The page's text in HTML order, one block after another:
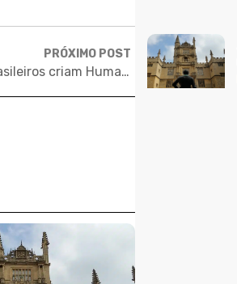
PRÓXIMO POST
Estudantes nos Estados Unidos, brasileiros criam Huma, plataforma para educação complementar de jovens